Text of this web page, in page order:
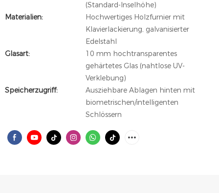
(Standard-Inselhöhe)
Materialien:
Hochwertiges Holzfurnier mit
Klavierlackierung, galvanisierter
Edelstahl
Glasart:
10 mm hochtransparentes
gehärtetes Glas (nahtlose UV-
Verklebung)
Speicherzugriff:
Ausziehbare Ablagen hinten mit
biometrischen/intelligenten
Schlössern